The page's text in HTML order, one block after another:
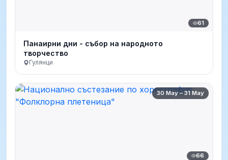
61
Панаирни дни - събор на народното
творчество
Гулянци
30 May – 31 May
66